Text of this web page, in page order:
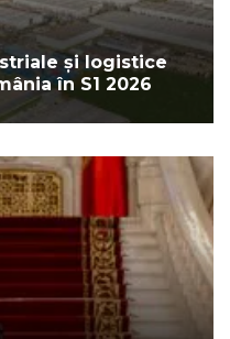
și logistice
în S1 2026